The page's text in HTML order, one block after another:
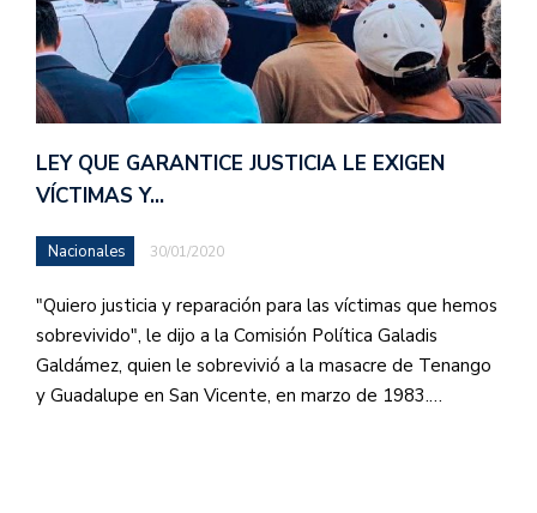
LEY QUE GARANTICE JUSTICIA LE EXIGEN
VÍCTIMAS Y…
Nacionales 30/01/2020
"Quiero justicia y reparación para las víctimas que hemos
sobrevivido", le dijo a la Comisión Política Galadis
Galdámez, quien le sobrevivió a la masacre de Tenango
y Guadalupe en San Vicente, en marzo de 1983.…